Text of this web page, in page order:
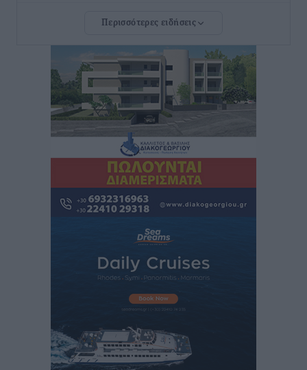
μεγαλύτερη κίνηση
Αστυπάλαια: Το φως που μένει αναμμένο στο κάστρο
Τοπικές Ειδήσεις• πριν 2 ώρες
Τουρισμός: «Φτωχός συγγενής κάμπινγκ και
πριν 2 ώρες
Έφυγε από τη ζωή ο επί σειρά ετών εφημέριος στον
Από την παράδοση της Ρόδου στα ερευνητικά
Περισσότερες ειδήσεις